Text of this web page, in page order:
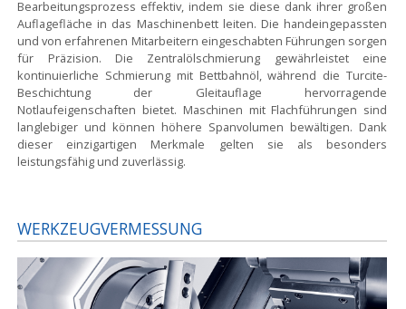
Bearbeitungsprozess effektiv, indem sie diese dank ihrer großen
Auflagefläche in das Maschinenbett leiten. Die handeingepassten
und von erfahrenen Mitarbeitern eingeschabten Führungen sorgen
für Präzision. Die Zentralölschmierung gewährleistet eine
kontinuierliche Schmierung mit Bettbahnöl, während die Turcite-
Beschichtung der Gleitauflage hervorragende
Notlaufeigenschaften bietet. Maschinen mit Flachführungen sind
langlebiger und können höhere Spanvolumen bewältigen. Dank
dieser einzigartigen Merkmale gelten sie als besonders
leistungsfähig und zuverlässig.
WERKZEUGVERMESSUNG